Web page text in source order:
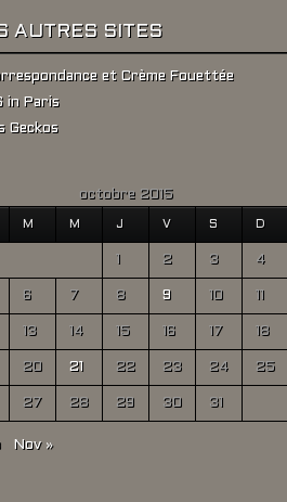
AUTRES SITES
et Crème Fouettée
in Paris
Geckos
octobre 2015
M M J V S D
1 2 3 4
6 7 8 9 10 11
13 14 15 16 17 18
20 21 22 23 24 25
27 28 29 30 31
Nov »